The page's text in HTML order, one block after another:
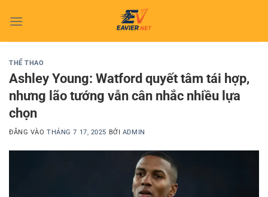
qua
THỂ THAO
Ashley Young: Watford quyết tâm tái hợp,
nhưng lão tướng vẫn cân nhắc nhiều lựa
chọn
ĐĂNG VÀOTHÁNG 7 17, 2025 BỞI ADMIN